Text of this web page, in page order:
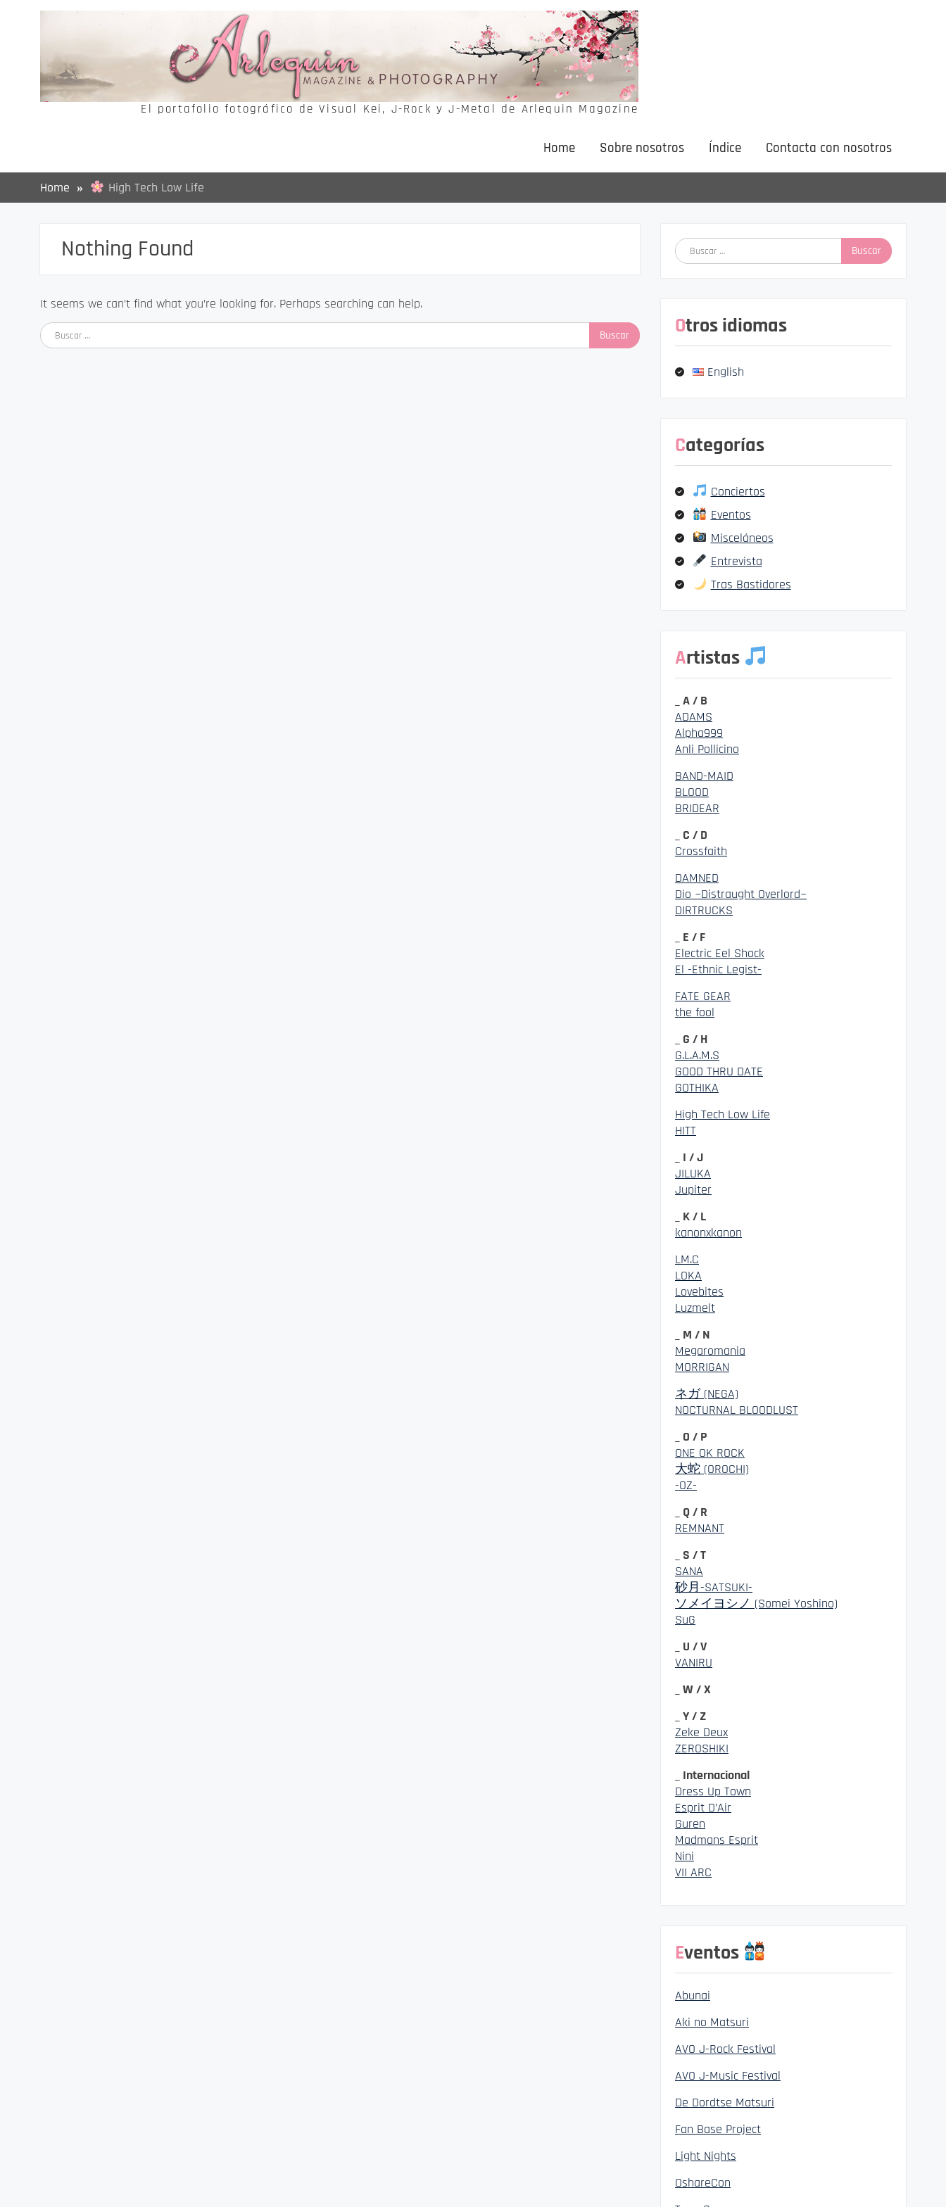
El portafolio fotográfico de Visual Kei, J-Rock y J-Metal de Arlequin Magazine
Home Sobre nosotros Índice Contacta con nosotros
Home High Tech Low Life
Nothing Found
It seems we can’t find what you’re looking for. Perhaps searching can help.
Buscar:
Buscar:
Otros idiomas
English
Categorías
Conciertos
Eventos
Misceláneos
Entrevista
Tras Bastidores
Artistas
_ A / B
ADAMS
Alpha999
Anli Pollicino
BAND-MAID
BLOOD
BRIDEAR
_ C / D
Crossfaith
DAMNED
Dio ~Distraught Overlord~
DIRTRUCKS
_ E / F
Electric Eel Shock
El -Ethnic Legist-
FATE GEAR
the fool
_ G / H
G.L.A.M.S
GOOD THRU DATE
GOTHIKA
High Tech Low Life
HITT
_ I / J
JILUKA
Jupiter
_ K / L
kanonxkanon
LM.C
LOKA
Lovebites
Luzmelt
_ M / N
Megaromania
MORRIGAN
ネガ (NEGA)
NOCTURNAL BLOODLUST
_ O / P
ONE OK ROCK
大蛇 (OROCHI)
-OZ-
_ Q / R
REMNANT
_ S / T
SANA
砂月-SATSUKI-
ソメイヨシノ (Somei Yoshino)
SuG
_ U / V
VANIRU
_ W / X
_ Y / Z
Zeke Deux
ZEROSHIKI
_ Internacional
Dress Up Town
Esprit D’Air
Guren
Madmans Esprit
Nini
VII ARC
Eventos
Abunai
Aki no Matsuri
AVO J-Rock Festival
AVO J-Music Festival
De Dordtse Matsuri
Fan Base Project
Light Nights
OshareCon